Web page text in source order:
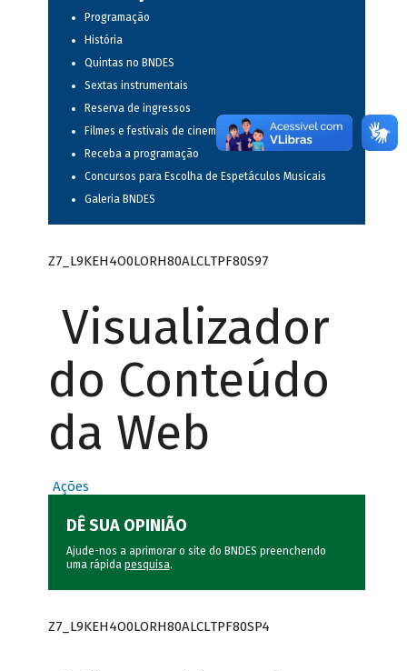
Programação
História
Quintas no BNDES
Sextas instrumentais
Reserva de ingressos
Filmes e festivais de cinema
Receba a programação
Concursos para Escolha de Espetáculos Musicais
Galeria BNDES
Z7_L9KEH4O0LORH80ALCLTPF80S97
Visualizador
do Conteúdo
da Web
Ações
DÊ SUA OPINIÃO
Ajude-nos a aprimorar o site do BNDES preenchendo
uma rápida pesquisa.
Z7_L9KEH4O0LORH80ALCLTPF80SP4